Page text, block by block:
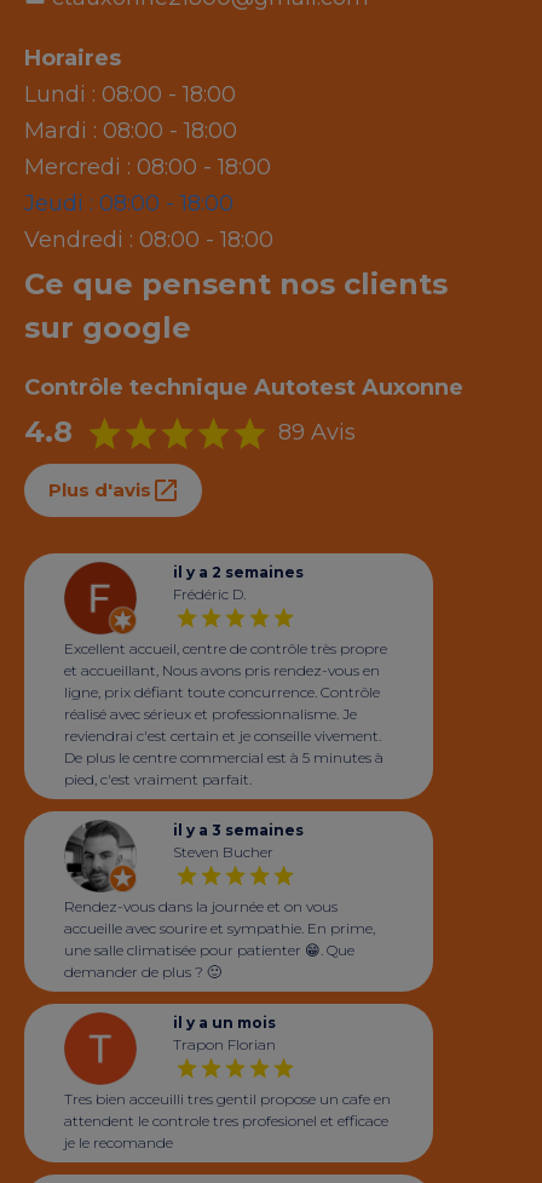
Horaires
Lundi : 08:00 - 18:00
Mardi : 08:00 - 18:00
Mercredi : 08:00 - 18:00
Jeudi : 08:00 - 18:00
Vendredi : 08:00 - 18:00
Ce que pensent nos clients
sur google
Contrôle technique Autotest Auxonne
4.8 89 Avis
Plus d'avis
il y a 2 semaines
Frédéric D.
Excellent accueil, centre de contrôle très propre
et accueillant, Nous avons pris rendez-vous en
ligne, prix défiant toute concurrence. Contrôle
réalisé avec sérieux et professionnalisme. Je
reviendrai c'est certain et je conseille vivement.
De plus le centre commercial est à 5 minutes à
pied, c'est vraiment parfait.
il y a 3 semaines
Steven Bucher
Rendez-vous dans la journée et on vous
accueille avec sourire et sympathie. En prime,
une salle climatisée pour patienter 😁. Que
demander de plus ? 🙂
il y a un mois
Trapon Florian
Tres bien acceuilli tres gentil propose un cafe en
attendent le controle tres profesionel et efficace
je le recomande